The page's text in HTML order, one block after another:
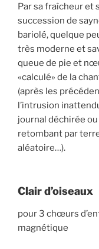
Par sa fraîcheur et
succession de
bariolé, quelque
très moderne et
queue de pie et
«calculé» de la
(après les
l’intrusion
journal déchirée
retombant par
aléatoire…).
Clair d’oiseaux
pour 3 chœurs
magnétique